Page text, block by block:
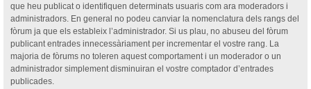
que heu publicat o identifiquen determinats usuaris com ara moderadors i
administradors. En general no podeu canviar la nomenclatura dels rangs del
fòrum ja que els estableix l’administrador. Si us plau, no abuseu del fòrum
publicant entrades innecessàriament per incrementar el vostre rang. La
majoria de fòrums no toleren aquest comportament i un moderador o un
administrador simplement disminuiran el vostre comptador d’entrades
publicades.